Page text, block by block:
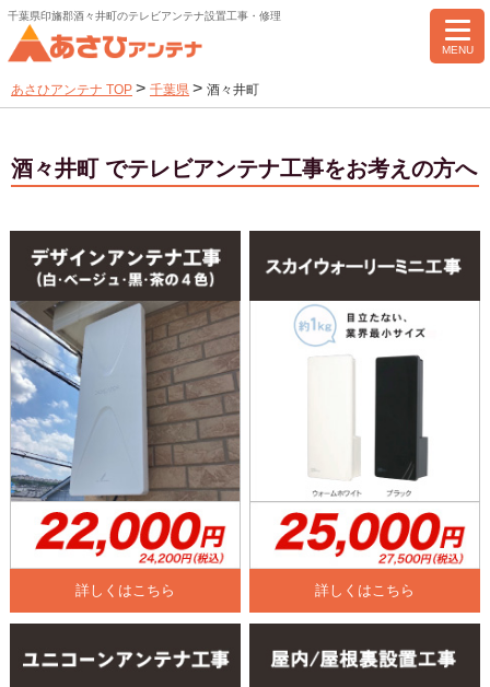
千葉県印旛郡酒々井町のテレビアンテナ設置工事・修理
MENU
あさひアンテナ TOP > 千葉県 > 酒々井町
酒々井町 でテレビアンテナ工事をお考えの方へ
詳しくはこちら 詳しくはこちら